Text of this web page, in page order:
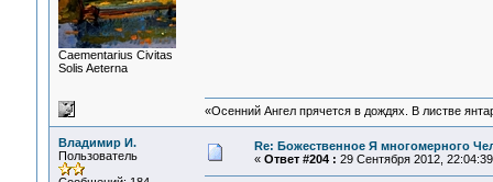
Сaementarius Civitas
Solis Aeterna
«Осенний Ангел прячется в дождях. В листве
Владимир И.
Пользователь
Re: Божественное Я многомерного
« Ответ #204 : 29 Сентября 2012,